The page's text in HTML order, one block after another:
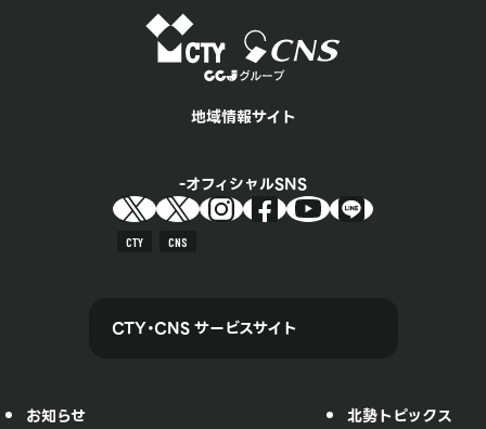
地域情報サイト
オフィシャルSNS
CTY CNS
CTY・CNS サービスサイト
お知らせ
北勢トピックス